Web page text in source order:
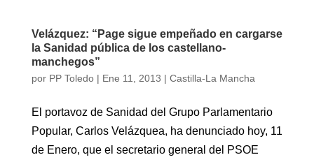
Velázquez: “Page sigue empeñado en cargarse
la Sanidad pública de los castellano-
manchegos”
por PP Toledo| Ene 11, 2013 | Castilla-La Mancha
El portavoz de Sanidad del Grupo Parlamentario
Popular, Carlos Velázquea, ha denunciado hoy, 11
de Enero, que el secretario general del PSOE